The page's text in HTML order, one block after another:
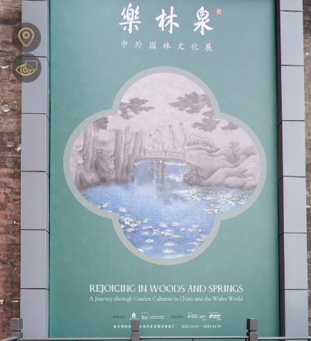
Exit VR
VR Setup
0:00 / 0:00
KRPANO TOOLBOX
可拖拽操作
展
厅
模
型
展
厅
模
型
展
厅
模
型
展
厅
模
型